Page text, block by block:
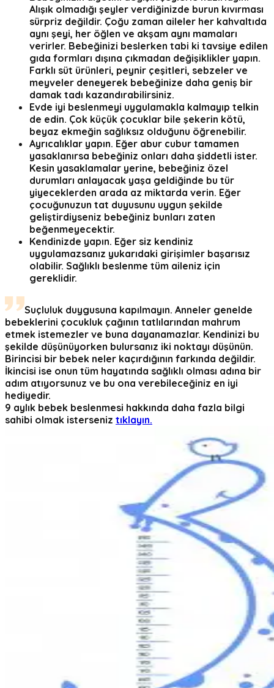
Alışık olmadığı şeyler verdiğinizde burun kıvırması
sürpriz değildir. Çoğu zaman aileler her kahvaltıda
aynı şeyi, her öğlen ve akşam aynı mamaları
verirler. Bebeğinizi beslerken tabi ki tavsiye edilen
gıda formları dışına çıkmadan değişiklikler yapın.
Farklı süt ürünleri, peynir çeşitleri, sebzeler ve
meyveler deneyerek bebeğinize daha geniş bir
damak tadı kazandırabilirsiniz.
Evde iyi beslenmeyi uygulamakla kalmayıp telkin
de edin. Çok küçük çocuklar bile şekerin kötü,
beyaz ekmeğin sağlıksız olduğunu öğrenebilir.
Ayrıcalıklar yapın. Eğer abur cubur tamamen
yasaklanırsa bebeğiniz onları daha şiddetli ister.
Kesin yasaklamalar yerine, bebeğiniz özel
durumları anlayacak yaşa geldiğinde bu tür
yiyeceklerden arada az miktarda verin. Eğer
çocuğunuzun tat duyusunu uygun şekilde
geliştirdiyseniz bebeğiniz bunları zaten
beğenmeyecektir.
Kendinizde yapın. Eğer siz kendiniz
uygulamazsanız yukarıdaki girişimler başarısız
olabilir. Sağlıklı beslenme tüm aileniz için
gereklidir.
Suçluluk duygusuna kapılmayın. Anneler genelde
bebeklerini çocukluk çağının tatlılarından mahrum
etmek istemezler ve buna dayanamazlar. Kendinizi bu
şekilde düşünüyorken bulursanız iki noktayı düşünün.
Birincisi bir bebek neler kaçırdığının farkında değildir.
İkincisi ise onun tüm hayatında sağlıklı olması adına bir
adım atıyorsunuz ve bu ona verebileceğiniz en iyi
hediyedir.
9 aylık bebek beslenmesi hakkında daha fazla bilgi
sahibi olmak isterseniz tıklayın.